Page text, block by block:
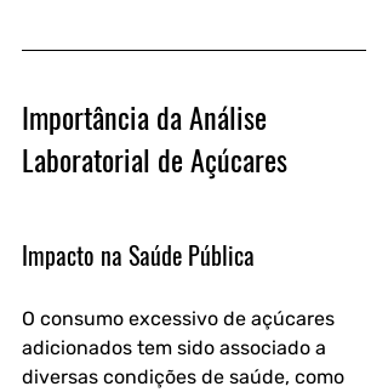
Importância da Análise
Laboratorial de Açúcares
Impacto na Saúde Pública
O consumo excessivo de açúcares
adicionados tem sido associado a
diversas condições de saúde, como